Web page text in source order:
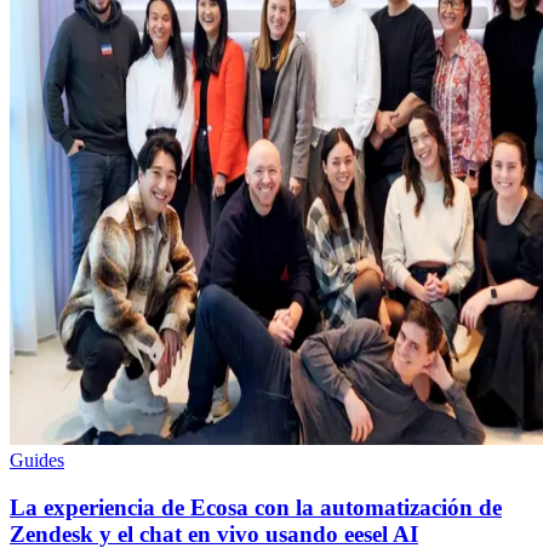
Guides
La experiencia de Ecosa con la automatización de
Zendesk y el chat en vivo usando eesel AI